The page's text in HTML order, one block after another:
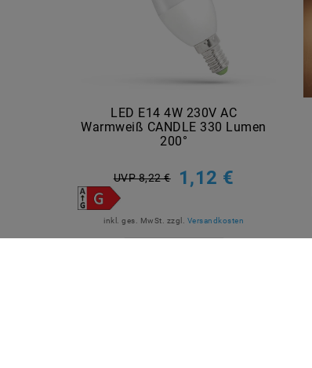
LED E14 4W 230V AC
Warmweiß CANDLE 330 Lumen
200°
UVP 8,22 € 1,12 €
inkl. ges. MwSt. zzgl. Versandkosten